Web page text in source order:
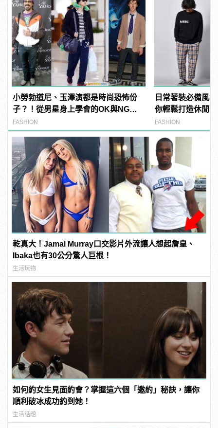
小勞勃道尼、玉澤演都是時尚恐怖份
子？！從男星身上學會的OK與NG穿
搭
FASHION
日常著裝必備風
你輕鬆打造休閒
FASHION
乾真大！Jamal Murray口交影片外流讓人想起詹皇、
Ibaka也有30公分驚人巨根！
生活玩物
如何約女生見面約會？掌握這六個「邀約」秘訣，讓你
順利破冰成功約到她！
生活話題